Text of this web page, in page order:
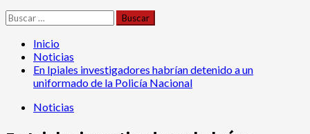
Buscar:
Inicio
Noticias
En Ipiales investigadores habrían detenido a un
uniformado de la Policía Nacional
Noticias